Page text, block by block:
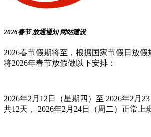
2026春节 放通通知 网站建设
2026春节假期将至，根据国家节假日放假
将2026年春节放假做以下安排：
2026年2月12日（星期四）至 2026年2月
共12天， 2026年2月24日（周二）正常上